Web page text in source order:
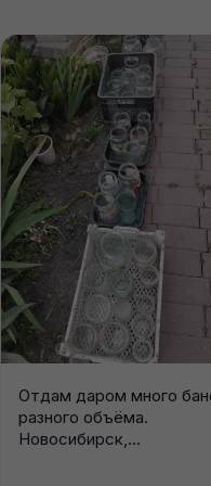
Отдам даром много
разного объёма.
Новосибирск,